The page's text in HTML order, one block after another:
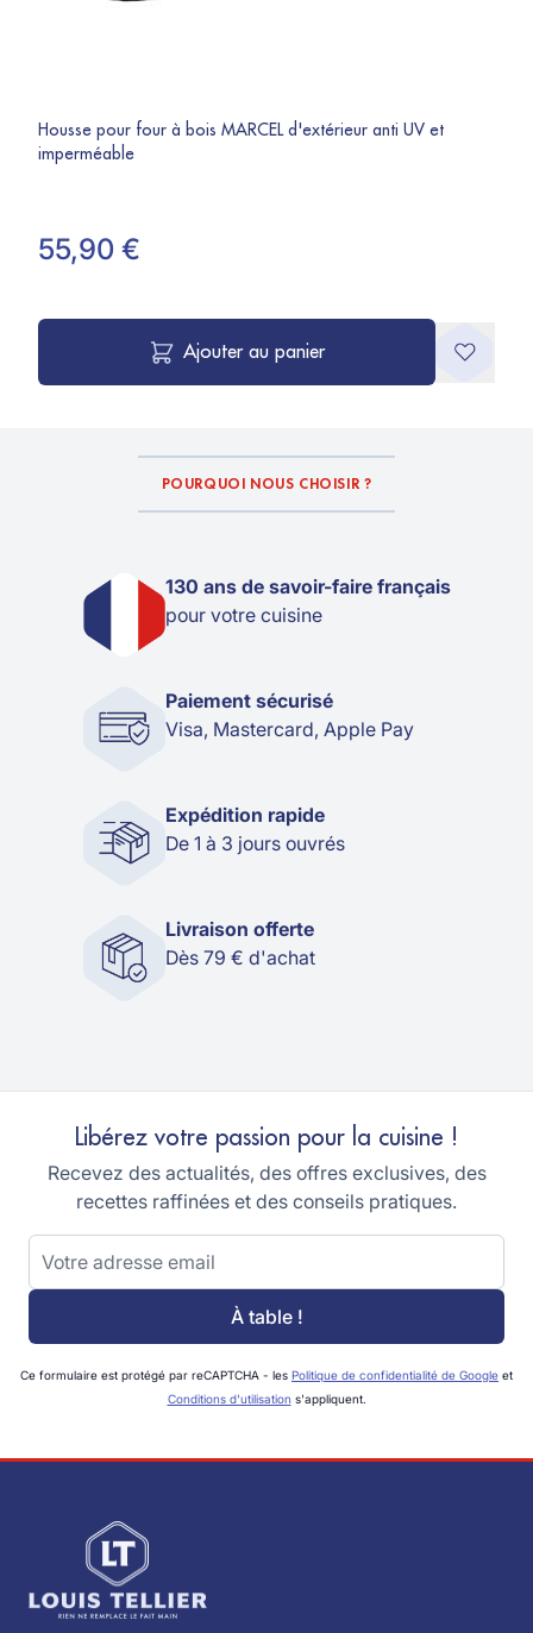
Housse pour four à bois MARCEL d'extérieur anti UV et
imperméable
55,90 €
Ajouter au panier
POURQUOI NOUS CHOISIR ?
130 ans de savoir-faire français
pour votre cuisine
Paiement sécurisé
Visa, Mastercard, Apple Pay
Expédition rapide
De 1 à 3 jours ouvrés
Livraison offerte
Dès 79 € d'achat
Libérez votre passion pour la cuisine !
Recevez des actualités, des offres exclusives, des
recettes raffinées et des conseils pratiques.
Adresse email
À table !
Ce formulaire est protégé par reCAPTCHA - les Politique de confidentialité de Google et
Conditions d'utilisation s'appliquent.